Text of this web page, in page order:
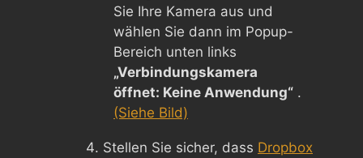
Sie Ihre Kamera aus und
wählen Sie dann im Popup-
Bereich unten links
„Verbindungskamera
öffnet: Keine Anwendung“ .
(Siehe Bild)
Stellen Sie sicher, dass Dropbox